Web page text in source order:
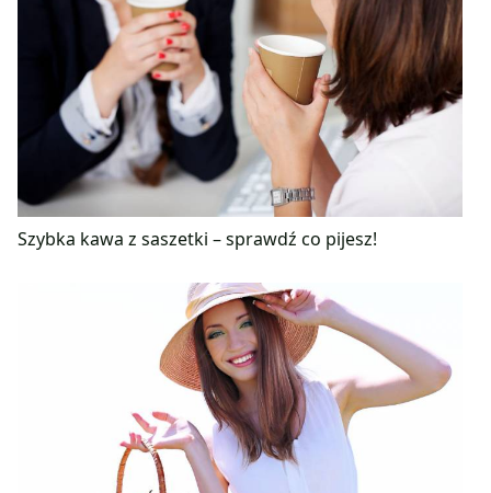
Szybka kawa z saszetki – sprawdź co pijesz!